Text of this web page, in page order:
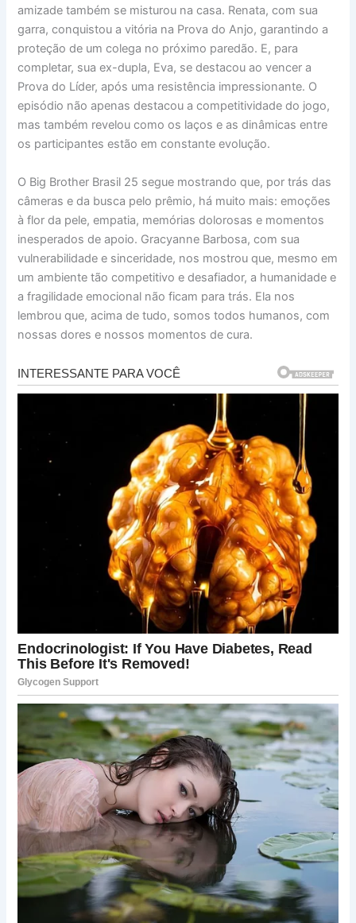
amizade também se misturou na casa. Renata, com sua
garra, conquistou a vitória na Prova do Anjo, garantindo a
proteção de um colega no próximo paredão. E, para
completar, sua ex-dupla, Eva, se destacou ao vencer a
Prova do Líder, após uma resistência impressionante. O
episódio não apenas destacou a competitividade do jogo,
mas também revelou como os laços e as dinâmicas entre
os participantes estão em constante evolução.
O Big Brother Brasil 25 segue mostrando que, por trás das
câmeras e da busca pelo prêmio, há muito mais: emoções
à flor da pele, empatia, memórias dolorosas e momentos
inesperados de apoio. Gracyanne Barbosa, com sua
vulnerabilidade e sinceridade, nos mostrou que, mesmo em
um ambiente tão competitivo e desafiador, a humanidade e
a fragilidade emocional não ficam para trás. Ela nos
lembrou que, acima de tudo, somos todos humanos, com
nossas dores e nossos momentos de cura.